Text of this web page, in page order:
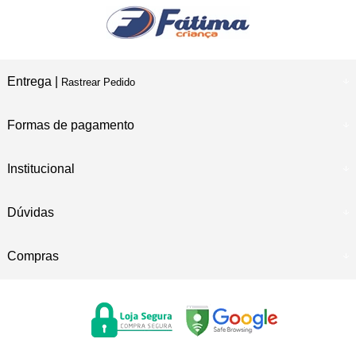
Entrega | Rastrear Pedido
Formas de pagamento
Institucional
Dúvidas
Compras